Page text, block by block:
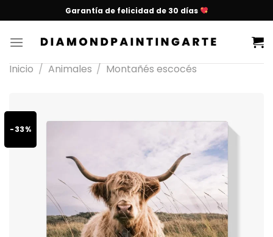
Garantía de felicidad de 30 días
Inicio / Animales / Montañés escocés
-33%